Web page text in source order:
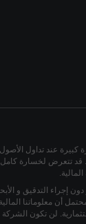
عند تداول الأصول
قد تتعرض لخسارة
دون إجراء التدقيق و
أن معلوماتنا
لن تكون